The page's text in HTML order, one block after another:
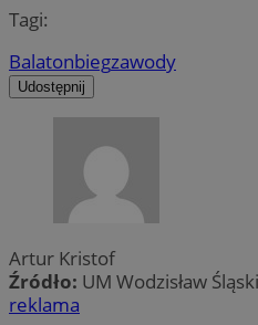
Tagi:
Balatonbiegzawody
Udostępnij
Artur Kristof
Źródło: UM Wodzisław
reklama